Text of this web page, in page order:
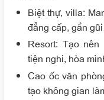
Biệt thự, villa:
đẳng cấp, gần
Resort: Tạo
tiện nghi, hòa
Cao ốc văn
tạo không gian